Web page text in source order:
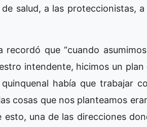
salud, a las proteccionistas,
recordó que “cuando
intendente, hicimos un plan
había que trabajar
cosas que nos planteamos
una de las direcciones